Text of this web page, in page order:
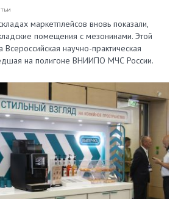
маркетплейсов вновь показали,
помещения с мезонинами. Этой
научно-практическая
на полигоне ВНИИПО МЧС России.